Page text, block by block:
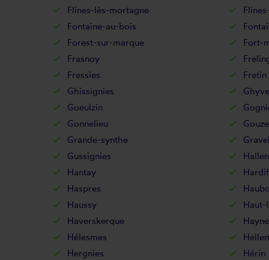
Flines-lès-mortagne
Fontaine-au-bois
Forest-sur-marque
Fort-
Frasnoy
Fressies
Fretin
Ghissignies
Goeulzin
Gonnelieu
Grande-synthe
Gussignies
Hantay
Haspres
Haussy
Haut-
Haverskerque
Hélesmes
Hergnies
Hérin